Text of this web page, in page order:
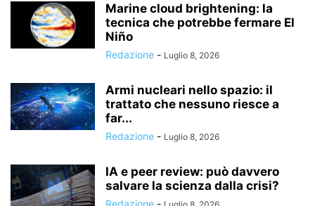
Marine cloud brightening: la
tecnica che potrebbe fermare El
Niño
Redazione - Luglio 8, 2026
Armi nucleari nello spazio: il
trattato che nessuno riesce a
far...
Redazione - Luglio 8, 2026
IA e peer review: può davvero
salvare la scienza dalla crisi?
Redazione -